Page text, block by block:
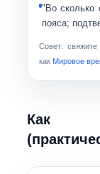
"Во сколько
пояса;
Совет:
как Мировое
Как